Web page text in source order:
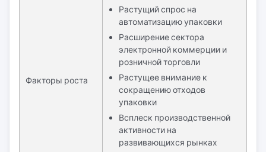
Факторы роста
Растущий спрос на
автоматизацию упаковки
Расширение сектора
электронной коммерции и
розничной торговли
Растущее внимание к
сокращению отходов
упаковки
Всплеск производственной
активности на
развивающихся рынках